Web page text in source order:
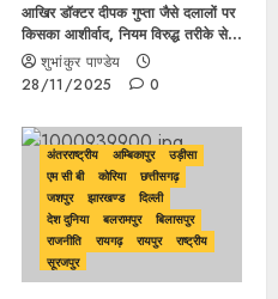
आखिर डॉक्टर दीपक गुप्ता जैसे दलालों पर
किसका आशीर्वाद, नियम विरुद्ध तरीके से
जांच रिपोर्ट देने पर कार्यवाही कब ?
शुभांकुर पाण्डेय
28/11/2025
0
अंतरराष्ट्रीय अम्बिकापुर
उड़ीसा
एम सी बी
कोरिया
छत्तीसगढ़
जशपुर
झारखण्ड
दिल्ली
देश दुनिया
बलरामपुर
बिलासपुर
राजनीति
रायगढ़ रायपुर
राष्ट्रीय
सूरजपुर